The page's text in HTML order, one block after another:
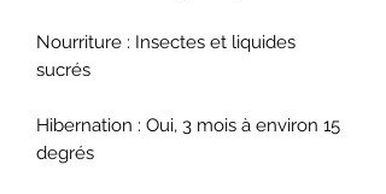
Nourriture : Insectes et liquides
sucrés
Hibernation : Oui, 3 mois à environ 15
degrés